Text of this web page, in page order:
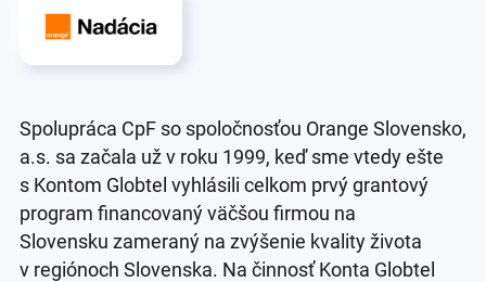
Spolupráca CpF so spoločnosťou Orange Slovensko,
a.s. sa začala už v roku 1999, keď sme vtedy ešte
s Kontom Globtel vyhlásili celkom prvý grantový
program financovaný väčšou firmou na
Slovensku zameraný na zvýšenie kvality života
v regiónoch Slovenska. Na činnosť Konta Globtel